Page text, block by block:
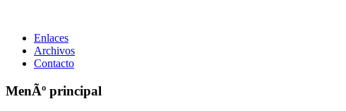
Enlaces
Archivos
Contacto
MenÃº principal